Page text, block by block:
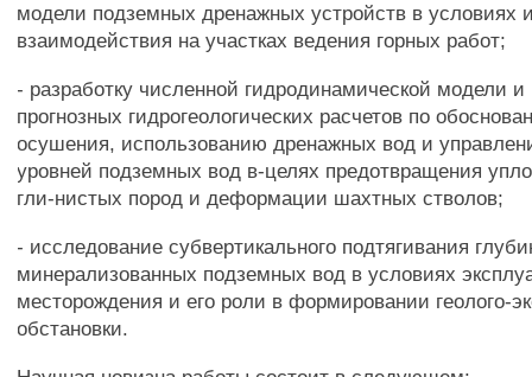
модели подземных дренажных устройств в условиях
взаимодействия на участках ведения горных работ;
- разработку численной гидродинамической модели
прогнозных гидрогеологических расчетов по
осушения, использованию дренажных вод и
уровней подземных вод в-целях предотвращения
гли-нистых пород и деформации шахтных стволов;
- исследование субвертикального подтягивания
минерализованных подземных вод в условиях
месторождения и его роли в формировании геолого-
обстановки.